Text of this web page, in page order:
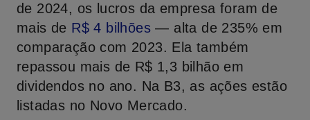
de 2024, os lucros da empresa foram de
mais de R$ 4 bilhões — alta de 235% em
comparação com 2023. Ela também
repassou mais de R$ 1,3 bilhão em
dividendos no ano. Na B3, as ações estão
listadas no Novo Mercado.